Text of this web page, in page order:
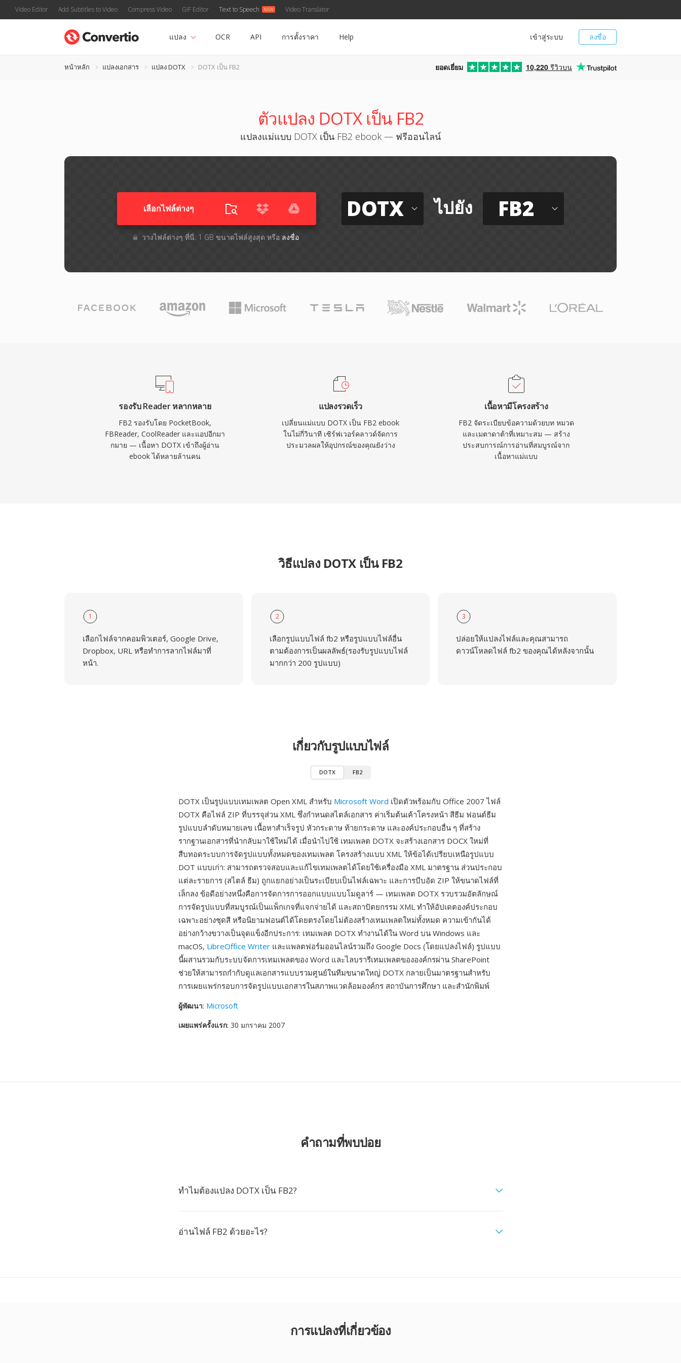
Video Editor Add Subtitles to Video Compress Video GIF Editor Text to Speech Video Translator
ลงชื่อ
เข้าสู่ระบบ
แปลง OCR API การตั้งราคา Help
หน้าหลัก แปลงเอกสาร แปลง DOTX DOTX เป็น FB2 ยอดเยี่ยม 10,220 รีวิวบน
ตัวแปลง DOTX เป็น FB2
แปลงแม่แบบ DOTX เป็น FB2 ebook — ฟรีออนไลน์
เลือกไฟล์ต่างๆ​
วางไฟล์ต่างๆ​ ที่นี่. 1 GB ขนาดไฟล์สูงสุด หรือ ลงชื่อ
DOTX ไปยัง FB2
รองรับ Reader หลากหลาย
FB2 รองรับโดย PocketBook,
FBReader, CoolReader และแอปอีกมา
กมาย — เนื้อหา DOTX เข้าถึงผู้อ่าน
ebook ได้หลายล้านคน
แปลงรวดเร็ว
เปลี่ยนแม่แบบ DOTX เป็น FB2 ebook
ในไม่กี่วินาที เซิร์ฟเวอร์คลาวด์จัดการ
ประมวลผลให้อุปกรณ์ของคุณยังว่าง
เนื้อหามีโครงสร้าง
FB2 จัดระเบียบข้อความด้วยบท หมวด
และเมตาดาต้าที่เหมาะสม — สร้าง
ประสบการณ์การอ่านที่สมบูรณ์จาก
เนื้อหาแม่แบบ
วิธีแปลง DOTX เป็น FB2
1
เลือกไฟล์จากคอมพิวเตอร์, Google Drive,
Dropbox, URL หรือทำการลากไฟล์มาที่
หน้า.
2
เลือกรูปแบบไฟล์ fb2 หรือรูปแบบไฟล์อื่น
ตามต้องการเป็นผลลัพธ์(รองรับรูปแบบไฟล์
มากกว่า 200 รูปแบบ)
3
ปล่อยให้แปลงไฟล์และคุณสามารถ
ดาวน์โหลดไฟล์ fb2 ของคุณได้หลังจากนั้น
เกี่ยวกับรูปแบบไฟล์
DOTX FB2
DOTX เป็นรูปแบบเทมเพลต Open XML สำหรับ Microsoft Word เปิดตัวพร้อมกับ Office 2007 ไฟล์
DOTX คือไฟล์ ZIP ที่บรรจุส่วน XML ซึ่งกำหนดสไตล์เอกสาร ค่าเริ่มต้นเค้าโครงหน้า สีธีม ฟอนต์ธีม
รูปแบบลำดับหมายเลข เนื้อหาสำเร็จรูป หัวกระดาษ ท้ายกระดาษ และองค์ประกอบอื่น ๆ ที่สร้าง
รากฐานเอกสารที่นำกลับมาใช้ใหม่ได้ เมื่อนำไปใช้ เทมเพลต DOTX จะสร้างเอกสาร DOCX ใหม่ที่
สืบทอดระบบการจัดรูปแบบทั้งหมดของเทมเพลต โครงสร้างแบบ XML ให้ข้อได้เปรียบเหนือรูปแบบ
DOT แบบเก่า: สามารถตรวจสอบและแก้ไขเทมเพลตได้โดยใช้เครื่องมือ XML มาตรฐาน ส่วนประกอบ
แต่ละรายการ (สไตล์ ธีม) ถูกแยกอย่างเป็นระเบียบเป็นไฟล์เฉพาะ และการบีบอัด ZIP ให้ขนาดไฟล์ที่
เล็กลง ข้อดีอย่างหนึ่งคือการจัดการการออกแบบแบบโมดูลาร์ — เทมเพลต DOTX รวบรวมอัตลักษณ์
การจัดรูปแบบที่สมบูรณ์เป็นแพ็กเกจที่แจกจ่ายได้ และสถาปัตยกรรม XML ทำให้อัปเดตองค์ประกอบ
เฉพาะอย่างชุดสี หรือนิยามฟอนต์ได้โดยตรงโดยไม่ต้องสร้างเทมเพลตใหม่ทั้งหมด ความเข้ากันได้
อย่างกว้างขวางเป็นจุดแข็งอีกประการ: เทมเพลต DOTX ทำงานได้ใน Word บน Windows และ
macOS, LibreOffice Writer และแพลตฟอร์มออนไลน์รวมถึง Google Docs (โดยแปลงไฟล์) รูปแบบ
นี้ผสานรวมกับระบบจัดการเทมเพลตของ Word และไลบรารีเทมเพลตขององค์กรผ่าน SharePoint
ช่วยให้สามารถกำกับดูแลเอกสารแบบรวมศูนย์ในทีมขนาดใหญ่ DOTX กลายเป็นมาตรฐานสำหรับ
การเผยแพร่กรอบการจัดรูปแบบเอกสารในสภาพแวดล้อมองค์กร สถาบันการศึกษา และสำนักพิมพ์
ผู้พัฒนา: Microsoft
เผยแพร่ครั้งแรก: 30 มกราคม 2007
คำถามที่พบบ่อย
ทำไมต้องแปลง DOTX เป็น FB2?
อ่านไฟล์ FB2 ด้วยอะไร?
การแปลงที่เกี่ยวข้อง